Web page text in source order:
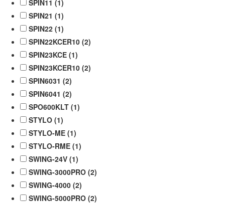
SPIN11 (1)
SPIN21 (1)
SPIN22 (1)
SPIN22KCER10 (2)
SPIN23KCE (1)
SPIN23KCER10 (2)
SPIN6031 (2)
SPIN6041 (2)
SPO600KLT (1)
STYLO (1)
STYLO-ME (1)
STYLO-RME (1)
SWING-24V (1)
SWING-3000PRO (2)
SWING-4000 (2)
SWING-5000PRO (2)